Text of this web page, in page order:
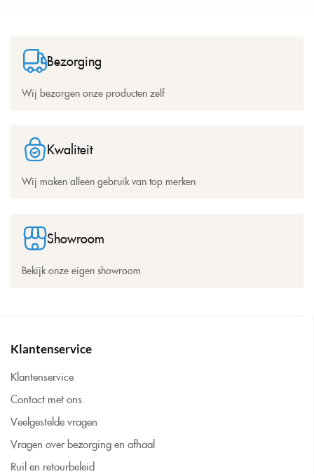
Bezorging
Wij bezorgen onze producten zelf
Kwaliteit
Wij maken alleen gebruik van top merken
Showroom
Bekijk onze eigen showroom
Klantenservice
Klantenservice
Contact met ons
Veelgestelde vragen
Vragen over bezorging en afhaal
Ruil en retourbeleid